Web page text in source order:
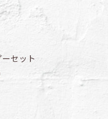
セット